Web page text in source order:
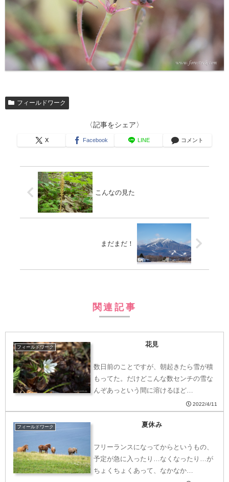
フィールドワーク
〈記事をシェア〉
X Facebook LINE コメント
こんなの見た
まだまだ！
関連記事
フィールドワーク 花見
数日前のことですが、朝起きたら雪が積
もってた。だけどこんな数センチの雪な
んぞあっという間に溶けるほど…
2022/4/11
フィールドワーク 夏休み
フリーランスになってからというもの、
予定が急に入ったり…なくなったり…が
ちょくちょくあって、なかなか…